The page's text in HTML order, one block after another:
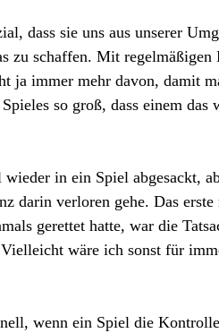
dass sie uns aus unserer
zu schaffen. Mit
ja immer mehr davon, damit
so groß, dass einem
in ein Spiel abgesackt,
darin verloren gehe. Das
gerettet hatte, war die
wäre ich sonst für
wenn ein Spiel die